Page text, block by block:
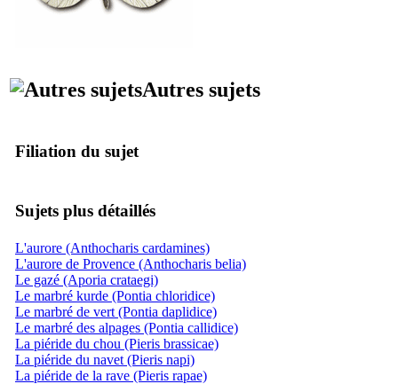
Autres sujets
Filiation du sujet
Sujets plus détaillés
L'aurore (Anthocharis cardamines)
L'aurore de Provence (Anthocharis belia)
Le gazé (Aporia crataegi)
Le marbré kurde (Pontia chloridice)
Le marbré de vert (Pontia daplidice)
Le marbré des alpages (Pontia callidice)
La piéride du chou (Pieris brassicae)
La piéride du navet (Pieris napi)
La piéride de la rave (Pieris rapae)